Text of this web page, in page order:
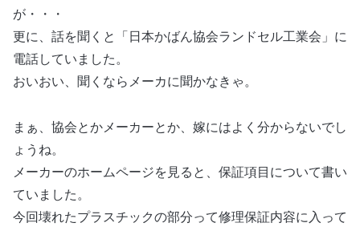
が・・・
更に、話を聞くと「日本かばん協会ランドセル工業会」に
電話していました。
おいおい、聞くならメーカに聞かなきゃ。
まぁ、協会とかメーカーとか、嫁にはよく分からないでし
ょうね。
メーカーのホームページを見ると、保証項目について書い
ていました。
今回壊れたプラスチックの部分って修理保証内容に入って